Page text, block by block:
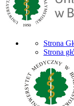
Strona
Strona